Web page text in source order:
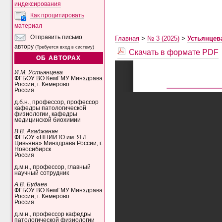
индексирования
Как процитировать
материал
Отправить письмо
автору(Требуется вход в систему)
ОБ АВТОРАХ
И.М. Устьянцева
ФГБОУ ВО КемГМУ Минздрава
России, г. Кемерово
Россия
д.б.н., профессор, профессор
кафедры патологической
физиологии, кафедры
медицинской биохимии
В.В. Агаджанян
ФГБОУ «ННИИТО им. Я.Л.
Цивьяна» Минздрава России, г.
Новосибирск
Россия
д.м.н., профессор, главный
научный сотрудник
А.В. Будаев
ФГБОУ ВО КемГМУ Минздрава
России, г. Кемерово
Россия
д.м.н., профессор кафедры
патологической физиологии
Главная> № 3 (2025)>
Скачать в формате PDF